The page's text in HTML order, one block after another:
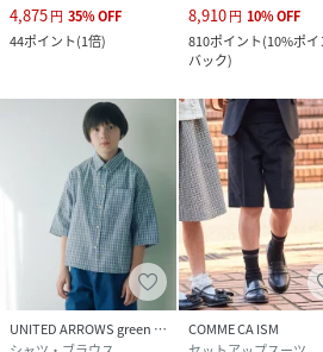
4,875円 35%OFF
44ポイント(1倍)
8,910円 10%OFF
810ポイント(10%ポイ
バック)
UNITED ARROWS green label relaxing
COMME CA ISM